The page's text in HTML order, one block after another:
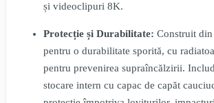
și videoclipuri 8K.
Protecție și Durabilitate: Construit
pentru o durabilitate sporită, cu
pentru prevenirea supraîncălzirii.
stocare intern cu capac de capăt